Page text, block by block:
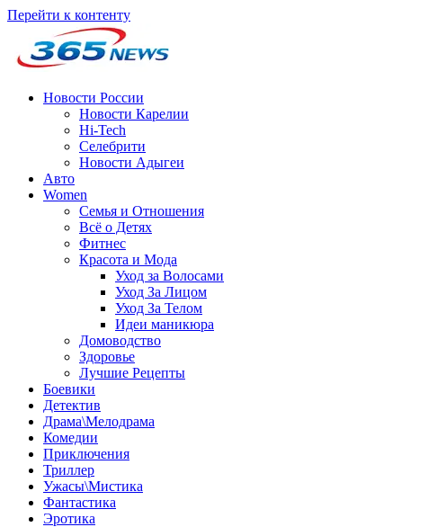
Перейти к контенту
Новости России
Новости Карелии
Hi-Tech
Селебрити
Новости Адыгеи
Авто
Women
Семья и Отношения
Всё о Детях
Фитнес
Красота и Мода
Уход за Волосами
Уход За Лицом
Уход За Телом
Идеи маникюра
Домоводство
Здоровье
Лучшие Рецепты
Боевики
Детектив
Драма\Мелодрама
Комедии
Приключения
Триллер
Ужасы\Мистика
Фантастика
Эротика